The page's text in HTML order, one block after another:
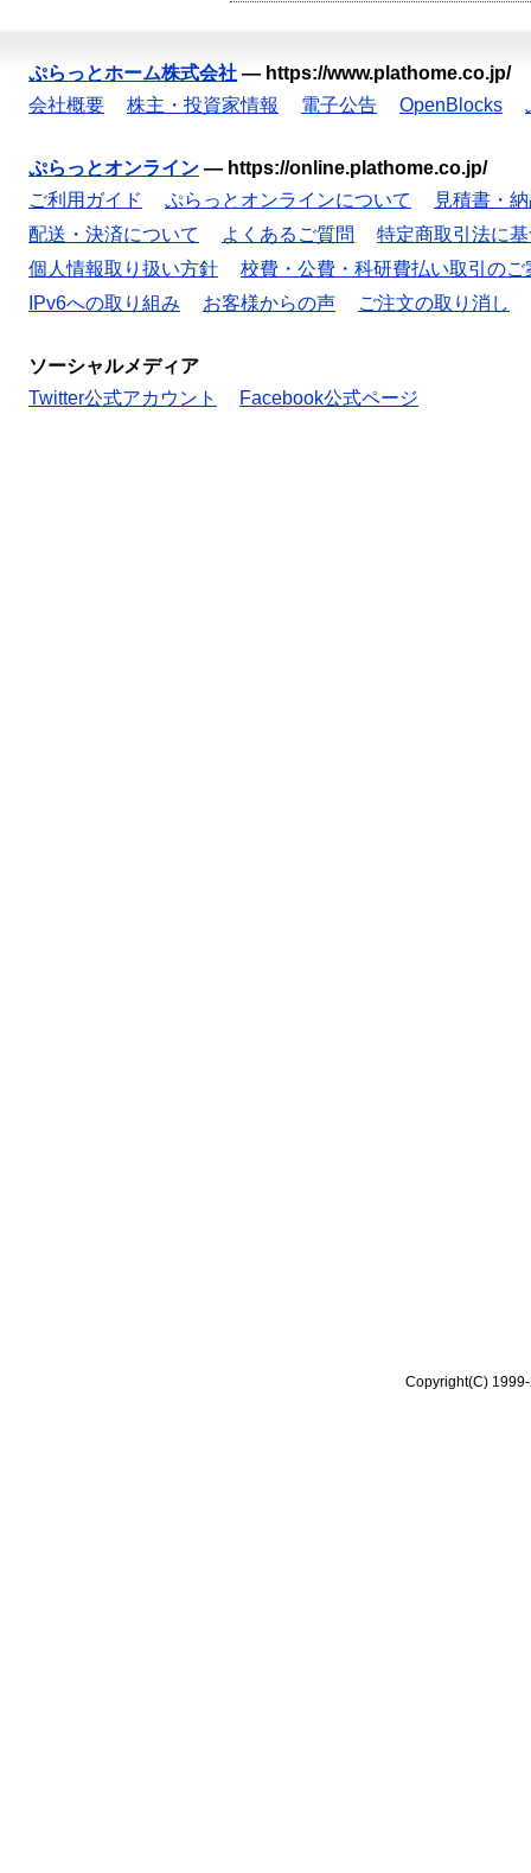
ぷらっとホーム株式会社 — https://www.plathome.co.jp/
会社概要
株主・投資家情報 電子公告 OpenBlocks
ぷらっとオンライン — https://online.plathome.co.jp/
ご利用ガイド
ぷらっとオンラインについて
見積書・
配送・決済について
よくあるご質問
特定商取引法に
個人情報取り扱い方針
校費・公費・科研費払い取引のご
IPv6への取り組み
お客様からの声 ご注文の取り消し
ソーシャルメディア
Twitter公式アカウント
Facebook公式ページ
Copyright(C)